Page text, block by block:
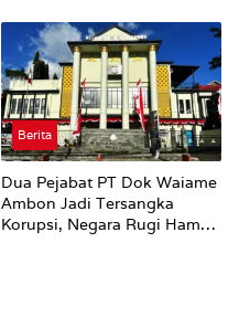
Berita
Dua Pejabat PT Dok Waiame
Ambon Jadi Tersangka
Korupsi, Negara Rugi Hampir